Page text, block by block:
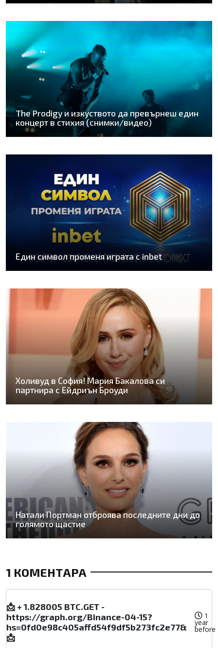
The Prodigy и изкуството да превърнеш един
концерт в стихия (снимки/видео)
Един символ променя играта с inbet
Холивуд в София! Мария Бакалова си
партнира с Ейдриън Броуди
Натали Портман отброява последните дни до
голямото щастие
1 КОМЕНТАРА
📩 + 1.828005 BTC.GET -
https://graph.org/Binance-04-15?
hs=0fd0e98c405affd54f9df5b273fc2e77&
📩
1
year
before